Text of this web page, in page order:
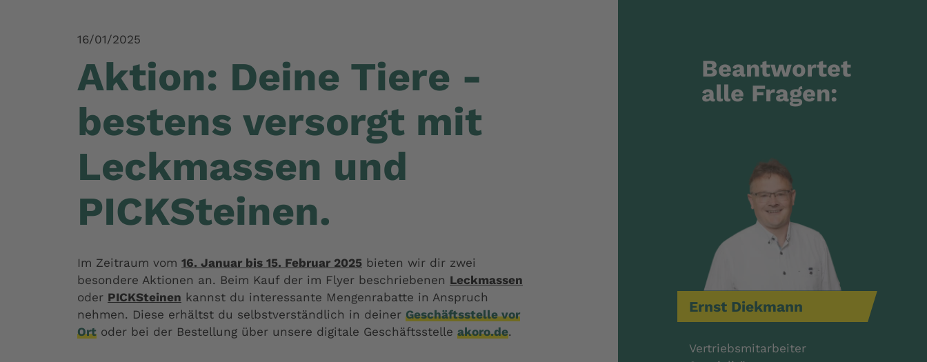
16/01/2025
Aktion: Deine Tiere -
bestens versorgt mit
Leckmassen und
PICKSteinen.
Im Zeitraum vom 16. Januar bis 15. Februar 2025 bieten wir dir zwei
besondere Aktionen an. Beim Kauf der im Flyer beschriebenen Leckmassen
oder PICKSteinen kannst du interessante Mengenrabatte in Anspruch
nehmen. Diese erhältst du selbstverständlich in deiner Geschäftsstelle vor
Ort oder bei der Bestellung über unsere digitale Geschäftsstelle akoro.de.
Beantwortet
alle Fragen:
Ernst Diekmann
Vertriebsmitarbeiter